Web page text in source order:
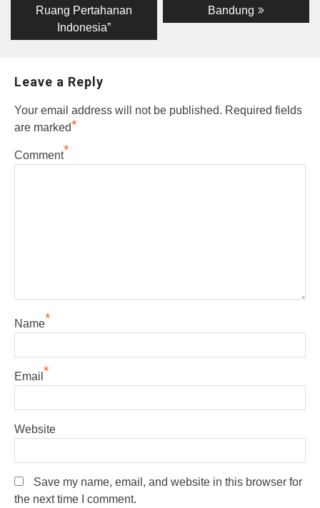
Ruang Pertahanan
Indonesia”
Bandung
Leave a Reply
Your email address will not be published. Required fields
are marked*
Comment*
Name*
Email *
Website
Save my name, email, and website in this browser for
the next time I comment.